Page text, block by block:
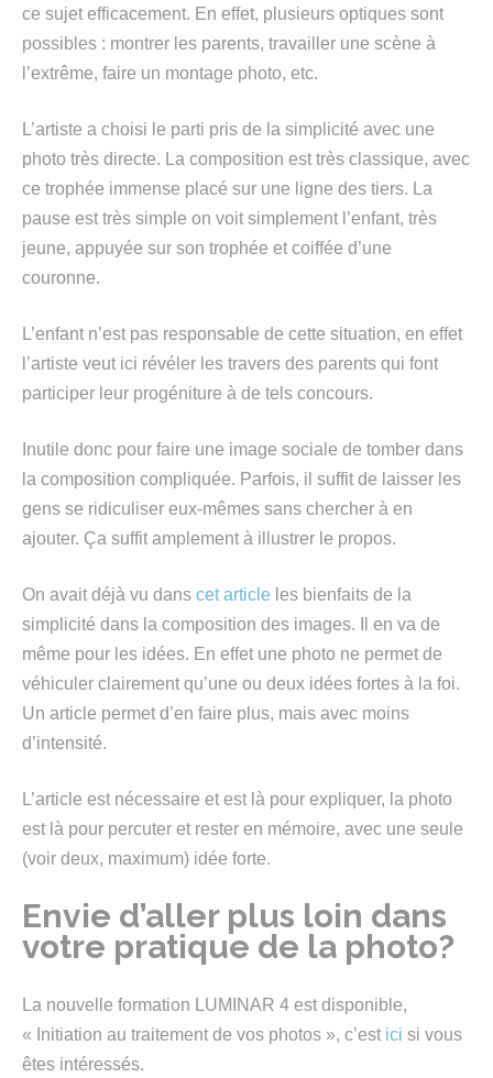
ce sujet efficacement. En effet, plusieurs optiques sont
possibles : montrer les parents, travailler une scène à
l’extrême, faire un montage photo, etc.
L’artiste a choisi le parti pris de la simplicité avec une
photo très directe. La composition est très classique, avec
ce trophée immense placé sur une ligne des tiers. La
pause est très simple on voit simplement l’enfant, très
jeune, appuyée sur son trophée et coiffée d’une
couronne.
L’enfant n’est pas responsable de cette situation, en effet
l’artiste veut ici révéler les travers des parents qui font
participer leur progéniture à de tels concours.
Inutile donc pour faire une image sociale de tomber dans
la composition compliquée. Parfois, il suffit de laisser les
gens se ridiculiser eux-mêmes sans chercher à en
ajouter. Ça suffit amplement à illustrer le propos.
On avait déjà vu dans cet article les bienfaits de la
simplicité dans la composition des images. Il en va de
même pour les idées. En effet une photo ne permet de
véhiculer clairement qu’une ou deux idées fortes à la foi.
Un article permet d’en faire plus, mais avec moins
d’intensité.
L’article est nécessaire et est là pour expliquer, la photo
est là pour percuter et rester en mémoire, avec une seule
(voir deux, maximum) idée forte.
Envie d’aller plus loin dans
votre pratique de la photo?
La nouvelle formation LUMINAR 4 est disponible,
« Initiation au traitement de vos photos », c’est ici si vous
êtes intéressés.